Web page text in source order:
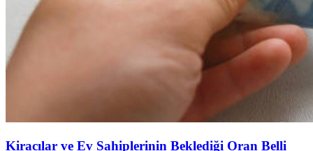
Kiracılar ve Ev Sahiplerinin Beklediği Oran Belli